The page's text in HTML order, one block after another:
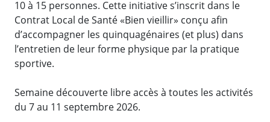
10 à 15 personnes. Cette initiative s’inscrit dans le
Contrat Local de Santé «Bien vieillir» conçu afin
d’accompagner les quinquagénaires (et plus) dans
l’entretien de leur forme physique par la pratique
sportive.
Semaine découverte libre accès à toutes les activités
du 7 au 11 septembre 2026.